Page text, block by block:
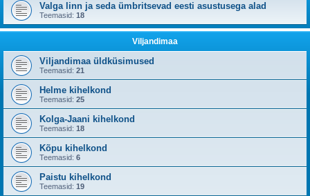
Valga linn ja seda ümbritsevad eesti asustusega alad
Teemasid: 18
Viljandimaa
Viljandimaa üldküsimused
Teemasid: 21
Helme kihelkond
Teemasid: 25
Kolga-Jaani kihelkond
Teemasid: 18
Kõpu kihelkond
Teemasid: 6
Paistu kihelkond
Teemasid: 19